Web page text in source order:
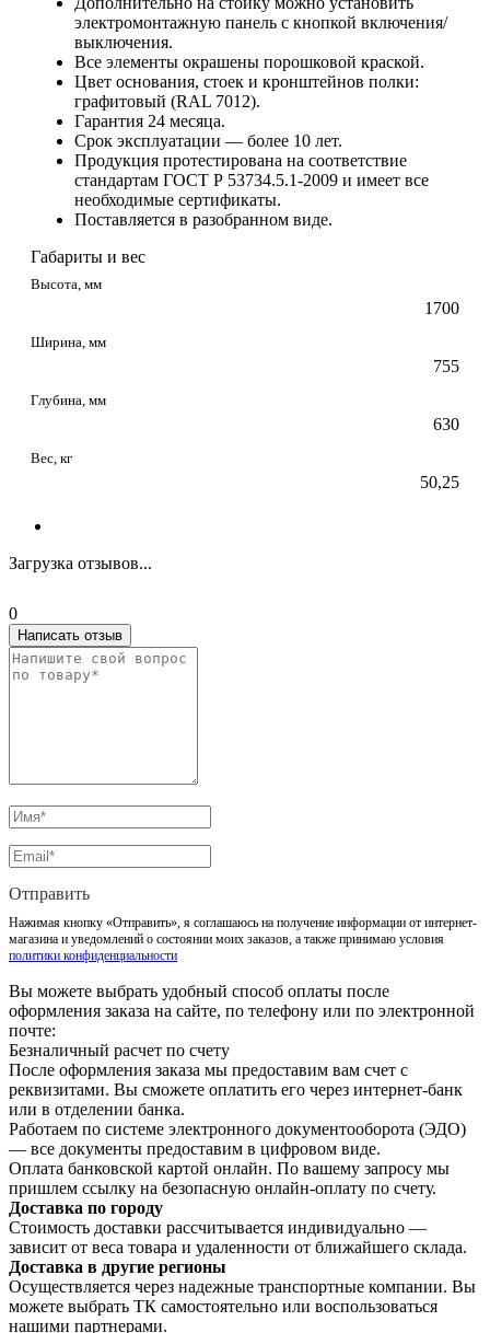
электромонтажную панель с кнопкой включения/
выключения.
Все элементы окрашены порошковой краской.
Цвет основания, стоек и кронштейнов полки:
графитовый (RAL 7012).
Гарантия 24 месяца.
Срок эксплуатации — более 10 лет.
Продукция протестирована на соответствие
стандартам ГОСТ Р 53734.5.1-2009 и имеет все
необходимые сертификаты.
Поставляется в разобранном виде.
Габариты и вес
Высота, мм
1700
Ширина, мм
755
Глубина, мм
630
Вес, кг
50,25
Загрузка отзывов...
0
Написать отзыв
Отправить
Нажимая кнопку «Отправить», я соглашаюсь на получение информации от интернет-
магазина и уведомлений о состоянии моих заказов, а также принимаю условия
политики конфиденциальности
Вы можете выбрать удобный способ оплаты после
оформления заказа на сайте, по телефону или по электронной
почте:
Безналичный расчет по счету
После оформления заказа мы предоставим вам счет с
реквизитами. Вы сможете оплатить его через интернет-банк
или в отделении банка.
Работаем по системе электронного документооборота (ЭДО)
— все документы предоставим в цифровом виде.
Оплата банковской картой онлайн. По вашему запросу мы
пришлем ссылку на безопасную онлайн-оплату по счету.
Доставка по городу
Стоимость доставки рассчитывается индивидуально —
зависит от веса товара и удаленности от ближайшего склада.
Доставка в другие регионы
Осуществляется через надежные транспортные компании. Вы
можете выбрать ТК самостоятельно или воспользоваться
нашими партнерами.